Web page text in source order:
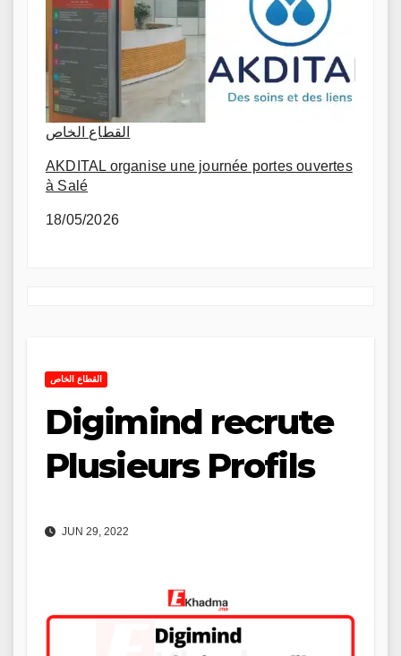
القطاع الخاص
AKDITAL organise une journée portes ouvertes
à Salé
18/05/2026
القطاع الخاص
Digimind recrute
Plusieurs Profils
JUN 29, 2022